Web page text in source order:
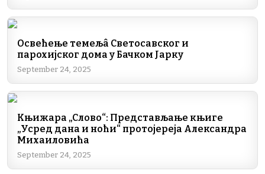
Освећење темељâ Светосавског и
парохијског дома у Бачком Јарку
September 24, 2025
Књижара „Слово“: Представљање књиге
„Усред дана и ноћи“ протојереја Александра
Михаиловића
September 24, 2025